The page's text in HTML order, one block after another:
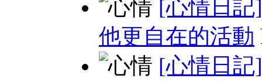
[心情日記]
他更自在的活動
[心情日記]